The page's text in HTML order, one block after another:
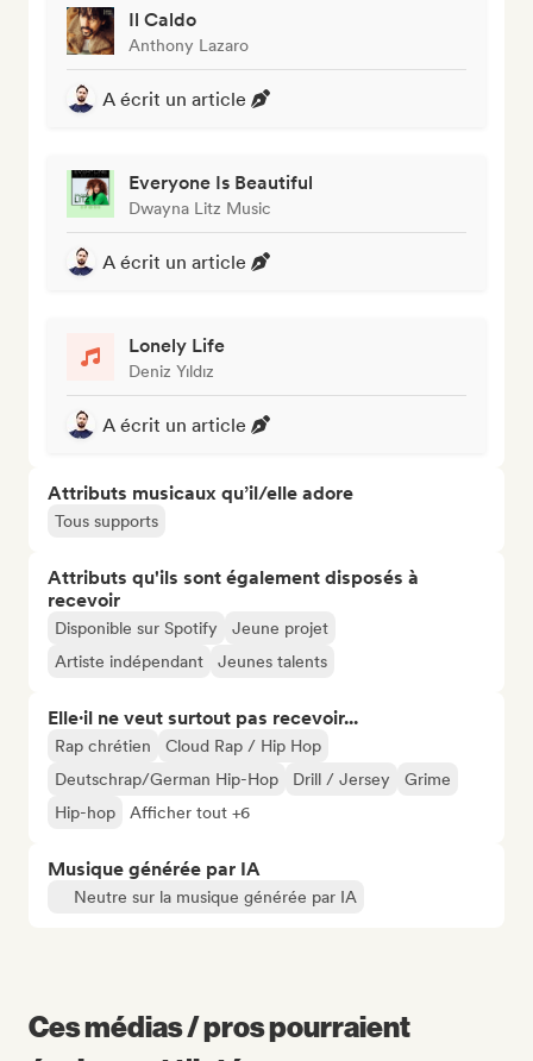
Il Caldo
Anthony Lazaro
A écrit un article
Everyone Is Beautiful
Dwayna Litz Music
A écrit un article
Lonely Life
Deniz Yıldız
A écrit un article
Attributs musicaux qu’il/elle adore
Tous supports
Attributs qu'ils sont également disposés à
recevoir
Disponible sur Spotify
Jeune projet
Artiste indépendant
Jeunes talents
Elle·il ne veut surtout pas recevoir...
Rap chrétien
Cloud Rap / Hip Hop
Deutschrap/German Hip-Hop
Drill / Jersey
Grime
Hip-hop
Afficher tout +6
Musique générée par IA
Neutre sur la musique générée par IA
Ces médias / pros pourraient